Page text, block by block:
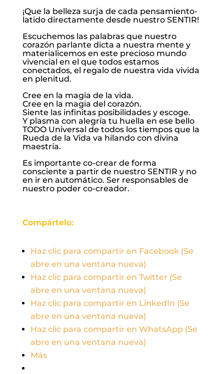
¡Que la belleza surja de cada pensamiento-
latido directamente desde nuestro SENTIR!
Escuchemos las palabras que nuestro
corazón parlante dicta a nuestra mente y
materialicemos en este precioso mundo
vivencial en el que todos estamos
conectados, el regalo de nuestra vida vivida
en plenitud.
Cree en la magia de la vida.
Cree en la magia del corazón.
Siente las infinitas posibilidades y escoge.
Y plasma con alegría tu huella en ese bello
TODO Universal de todos los tiempos que la
Rueda de la Vida va hilando con divina
maestría.
Es importante co-crear de forma
consciente a partir de nuestro SENTIR y no
en ir en automático. Ser responsables de
nuestro poder co-creador.
Compártelo:
Haz clic para compartir en Facebook (Se
abre en una ventana nueva)
Haz clic para compartir en Twitter (Se
abre en una ventana nueva)
Haz clic para compartir en LinkedIn (Se
abre en una ventana nueva)
Haz clic para compartir en WhatsApp (Se
abre en una ventana nueva)
Más